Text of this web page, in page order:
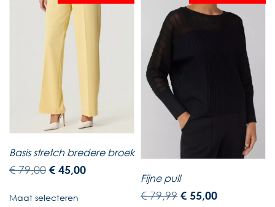
Basis stretch bredere broek
€79,00 € 45,00
Maat selecteren
Fijne pull
€79,99 € 55,00